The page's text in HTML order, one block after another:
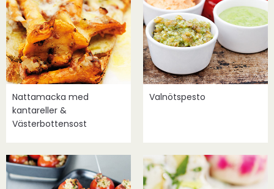
Nattamacka med
kantareller &
Västerbottensost
Valnötspesto